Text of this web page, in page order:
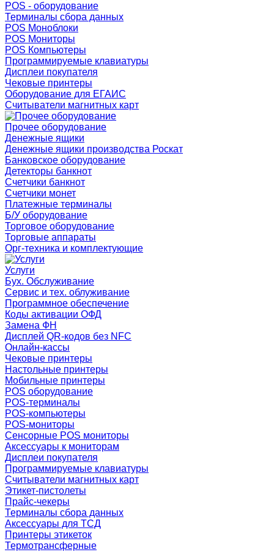
POS - оборудование
Терминалы сбора данных
POS Моноблоки
POS Мониторы
POS Компьютеры
Программируемые клавиатуры
Дисплеи покупателя
Чековые принтеры
Оборудование для ЕГАИС
Считыватели магнитных карт
Прочее оборудование
Денежные ящики
Денежные ящики производства Роскат
Банковское оборудование
Детекторы банкнот
Счетчики банкнот
Счетчики монет
Платежные терминалы
Б/У оборудование
Торговое оборудование
Торговые аппараты
Орг-техника и комплектующие
Услуги
Бух. Обслуживание
Сервис и тех. облуживание
Программное обеспечение
Коды активации ОФД
Замена ФН
Дисплей QR-кодов без NFC
Онлайн-кассы
Чековые принтеры
Настольные принтеры
Мобильные принтеры
POS оборудование
POS-терминалы
POS-компьютеры
POS-мониторы
Сенсорные POS мониторы
Аксессуары к мониторам
Дисплеи покупателя
Программируемые клавиатуры
Считыватели магнитных карт
Этикет-пистолеты
Прайс-чекеры
Терминалы сбора данных
Аксессуары для ТСД
Принтеры этикеток
Термотрансферные